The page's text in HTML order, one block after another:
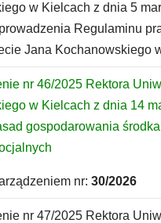
w Kielcach z dnia 5
Regulaminu
Jana Kochanowskiego
nr 46/2025 Rektora
w Kielcach z dnia 14
gospodarowania
nr: 30/2026
nr 47/2025 Rektora